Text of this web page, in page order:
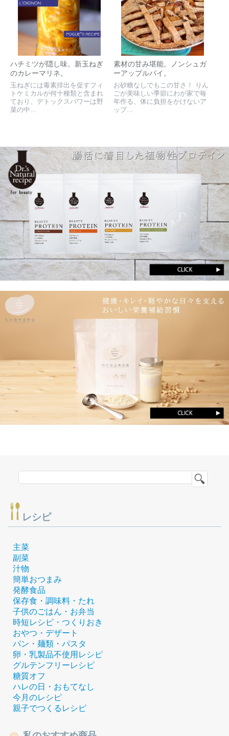
ハチミツが隠し味。新玉ねぎ
のカレーマリネ。
玉ねぎには毒素排出を促すフィ
トケミカルが何十種類と含まれ
ており、デトックスパワーは野
菜の中...
素材の甘み堪能。ノンシュガ
ーアップルパイ。
お砂糖なしでもこの甘さ！ りん
ごが美味しい季節にわが家で毎
年作る、体に負担をかけないア
ップ...
レシピ
主菜
副菜
汁物
簡単おつまみ
発酵食品
保存食・調味料・たれ
子供のごはん・お弁当
時短レシピ・つくりおき
おやつ・デザート
パン・麺類・パスタ
卵・乳製品不使用レシピ
グルテンフリーレシピ
糖質オフ
ハレの日・おもてなし
今月のレシピ
親子でつくるレシピ